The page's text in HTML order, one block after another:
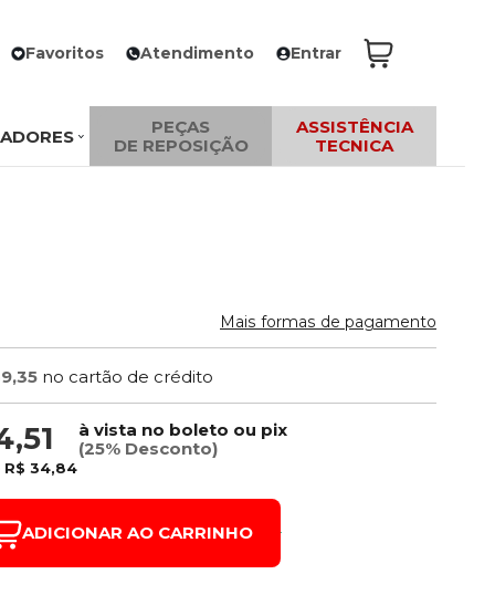
Favoritos Atendimento Entrar
PEÇAS
DE REPOSIÇÃO
ASSISTÊNCIA
TECNICA
Mais formas de pagamento
no cartão de crédito
à vista no boleto ou pix
(25% Desconto)
R$ 34,84
ADICIONAR AO CARRINHO